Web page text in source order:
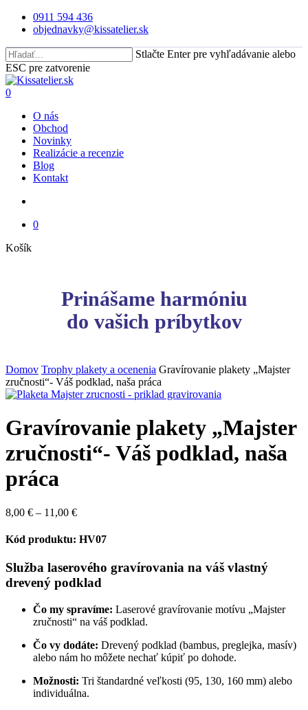
Skip
content
0911 594 436
objednavky@kissatelier.sk
Stlačte Enter pre vyhľadávanie alebo
ESC pre zatvorenie
Close
Search
search
0
O nás
Obchod
Novinky
Realizácie a recenzie
Blog
Kontakt
0
KošíkClose
Prinášame harmóniu
do vašich príbytkov
Domov Trophy plakety a ocenenia Gravírovanie plakety „Majster
zručnosti“- Váš podklad, naša práca
Gravírovanie plakety „Majster
zručnosti“- Váš podklad, naša
práca
8,00 € – 11,00 €Price
8,00 €
11,00 €
Kód produktu: HV07
Služba laserového gravírovania na váš vlastný
drevený podklad
Čo my spravíme: Laserové gravírovanie motívu „Majster
zručnosti“ na váš podklad.
Čo vy dodáte: Drevený podklad (bambus, preglejka, masív)
alebo nám ho môžete nechať kúpiť po dohode.
Možnosti: Tri štandardné veľkosti (95, 130, 160 mm) alebo
individuálna.